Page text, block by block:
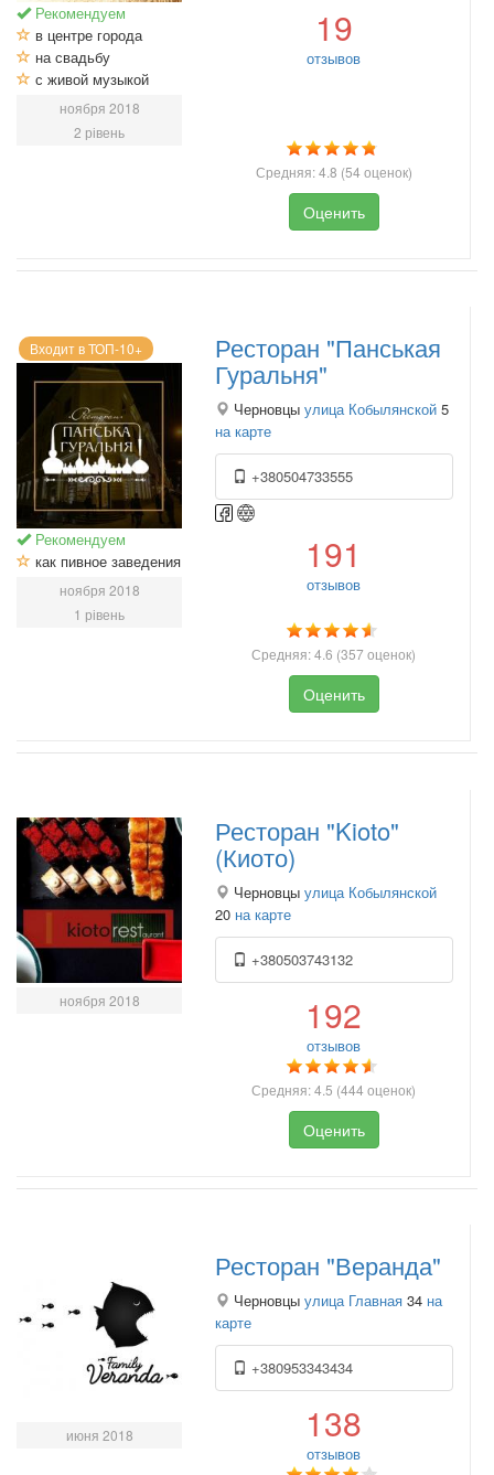
Рекомендуем
в центре города
на свадьбу
с живой музыкой
ноября 2018
2 рівень
19
отзывов
Средняя:4.8 (54 оценок)
Оценить
Входит в ТОП-10+
Рекомендуем
как пивное заведения
ноября 2018
1 рівень
Ресторан "Панськая
Гуральня"
Черновцы улица Кобылянской 5
на карте
+380504733555
191
отзывов
Средняя:4.6 (357оценок)
Оценить
ноября 2018
Ресторан "Kioto"
(Киото)
Черновцы улица Кобылянской
20 на карте
+380503743132
192
отзывов
Средняя:4.5 (444 оценок)
Оценить
июня 2018
Ресторан "Веранда"
Черновцы улица Главная 34 на
карте
+380953343434
138
отзывов